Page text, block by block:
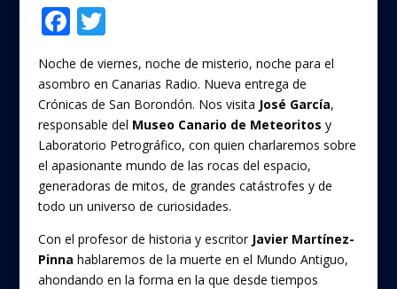
F
ac
e
b
o
o
k
T
w
itt
er
Noche de viernes, noche de misterio, noche para el
asombro en Canarias Radio. Nueva entrega de
Crónicas de San Borondón. Nos visita José García,
responsable del Museo Canario de Meteoritos y
Laboratorio Petrográfico, con quien charlaremos sobre
el apasionante mundo de las rocas del espacio,
generadoras de mitos, de grandes catástrofes y de
todo un universo de curiosidades.
Con el profesor de historia y escritor Javier Martínez-
Pinna hablaremos de la muerte en el Mundo Antiguo,
ahondando en la forma en la que desde tiempos